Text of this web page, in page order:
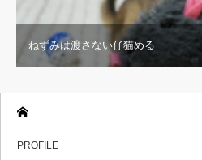
ねずみは渡さない仔猫める
PROFILE